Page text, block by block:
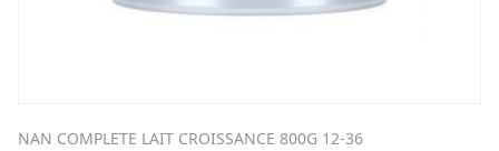
NAN COMPLETE LAIT CROISSANCE 800G 12-36